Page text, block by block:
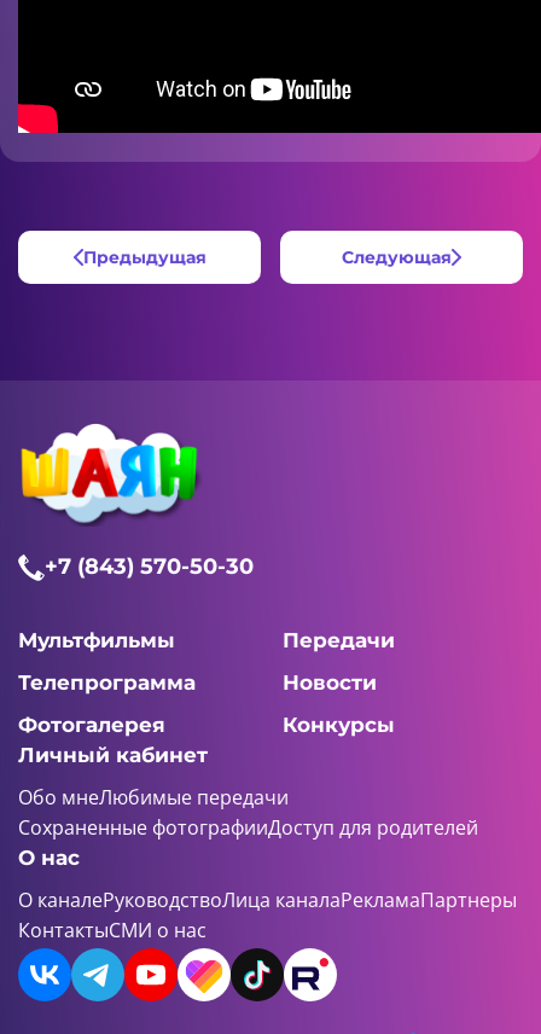
Предыдущая Следующая
+7 (843) 570-50-30
Мультфильмы
Передачи
Телепрограмма
Новости
Фотогалерея
Конкурсы
Личный кабинет
Обо мнеЛюбимые передачи
Сохраненные фотографииДоступ для родителей
О нас
О каналеРуководствоЛица каналаРекламаПартнеры
КонтактыСМИ о нас